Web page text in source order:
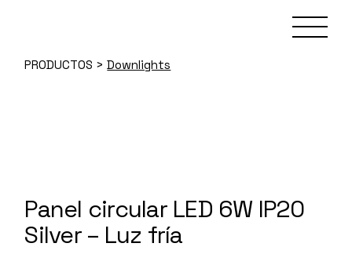
PRODUCTOS >Downlights
Panel circular LED 6W IP20
Silver – Luz fría